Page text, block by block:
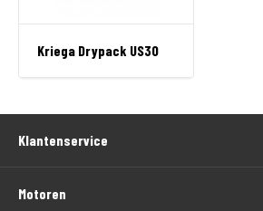
Kriega Drypack US30
Klantenservice
Motoren